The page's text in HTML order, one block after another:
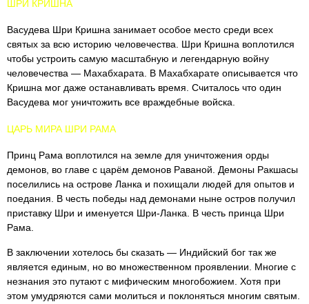
ШРИ КРИШНА
Васудева Шри Кришна занимает особое место среди всех
святых за всю историю человечества. Шри Кришна воплотился
чтобы устроить самую масштабную и легендарную войну
человечества — Махабхарата. В Махабхарате описывается что
Кришна мог даже останавливать время. Считалось что один
Васудева мог уничтожить все враждебные войска.
ЦАРЬ МИРА ШРИ РАМА
Принц Рама воплотился на земле для уничтожения орды
демонов, во главе с царём демонов Раваной. Демоны Ракшасы
поселились на острове Ланка и похищали людей для опытов и
поедания. В честь победы над демонами ныне остров получил
приставку Шри и именуется Шри-Ланка. В честь принца Шри
Рама.
В заключении хотелось бы сказать — Индийский бог так же
является единым, но во множественном проявлении. Многие с
незнания это путают с мифическим многобожием. Хотя при
этом умудряются сами молиться и поклоняться многим святым.